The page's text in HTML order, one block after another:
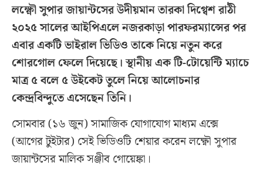
লক্ষ্ণৌ সুপার জায়ান্টসের উদীয়মান তারকা দিগ্বেশ রাঠী
২০২৫ সালের আইপিএলে নজরকাড়া পারফরম্যান্সের পর
এবার একটি ভাইরাল ভিডিও তাকে নিয়ে নতুন করে
শোরগোল ফেলে দিয়েছে। স্থানীয় এক টি-টোয়েন্টি ম্যাচে
মাত্র ৫ বলে ৫ উইকেট তুলে নিয়ে আলোচনার
কেন্দ্রবিন্দুতে এসেছেন তিনি।
সোমবার (১৬ জুন) সামাজিক যোগাযোগ মাধ্যম এক্সে
(আগের টুইটার) সেই ভিডিওটি শেয়ার করেন লক্ষ্ণৌ সুপার
জায়ান্টসের মালিক সঞ্জীব গোয়েঙ্কা।